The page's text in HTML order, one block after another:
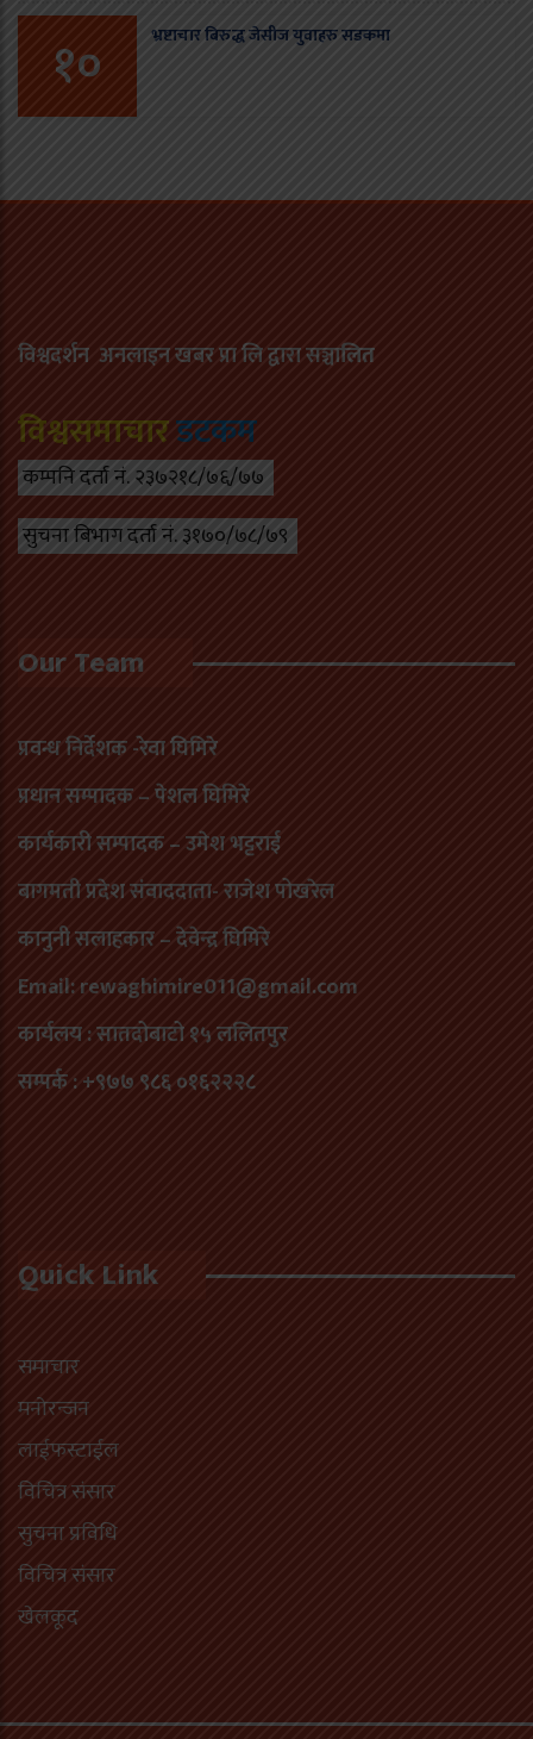
१० भ्रष्टाचार बिरुद्ध जेसीज युवाहरु सडकमा
विश्वदर्शन अनलाइन खबर प्रा लि द्वारा सञ्चालित
विश्वसमाचारडटकम
कम्पनि दर्ता नं. २३७२१८/७६/७७
सुचना बिभाग दर्ता नं. ३१७०/७८/७९
Our Team
प्रवन्ध निर्देशक -रेवा घिमिरे
प्रधान सम्पादक – पेशल घिमिरे
कार्यकारी सम्पादक – उमेश भट्टराई
बागमती प्रदेश संवाददाता- राजेश पोखरेल
कानुनी सलाहकार – देवेन्द्र घिमिरे
Email: rewaghimire011@gmail.com
कार्यलय : सातदोबाटो १५ ललितपुर
सम्पर्क : +९७७ ९८६ ०१६२२२८
Quick Link
समाचार
मनोरन्जन
लाईफस्टाईल
विचित्र संसार
सुचना प्रविधि
विचित्र संसार
खेलकूद